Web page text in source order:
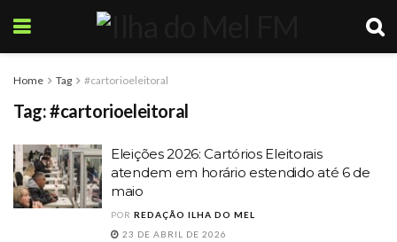
Home Tag #cartorioeleitoral
Tag:#cartorioeleitoral
Eleições 2026: Cartórios Eleitorais
atendem em horário estendido até 6 de
maio
POR REDAÇÃO ILHA DO MEL
23 DE ABRIL DE 2026